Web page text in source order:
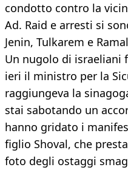
condotto contro la
Ad. Raid e arresti si
Jenin, Tulkarem e
Un nugolo di
ieri il ministro per la
raggiungeva la
stai sabotando un
hanno gridato i
figlio Shoval, che
foto degli ostaggi